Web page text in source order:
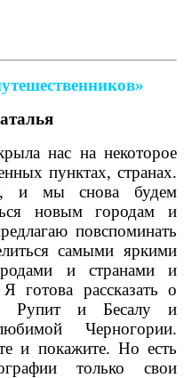
нас на некоторое
пунктах, странах.
и мы снова будем
новым городам и
повспоминать
самыми яркими
и странами и
готова рассказать о
Рупит и Бесалу и
Черногории.
и покажите. Но есть
только свои